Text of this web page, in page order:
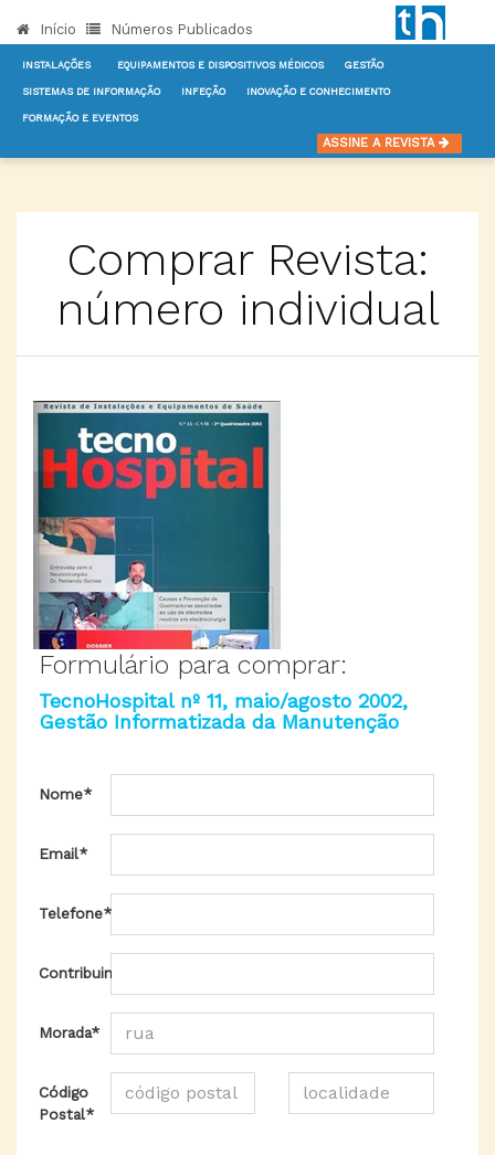
Início Números Publicados
INSTALAÇÕES EQUIPAMENTOS E DISPOSITIVOS MÉDICOS GESTÃO
SISTEMAS DE INFORMAÇÃO INFEÇÃO INOVAÇÃO E CONHECIMENTO
FORMAÇÃO E EVENTOS
ASSINE A REVISTA
Comprar Revista:
número individual
Formulário para comprar:
TecnoHospital nº 11, maio/agosto 2002,
Gestão Informatizada da Manutenção
Nome*
Email*
Telefone*
Contribuinte*
Morada*
Código
Postal*